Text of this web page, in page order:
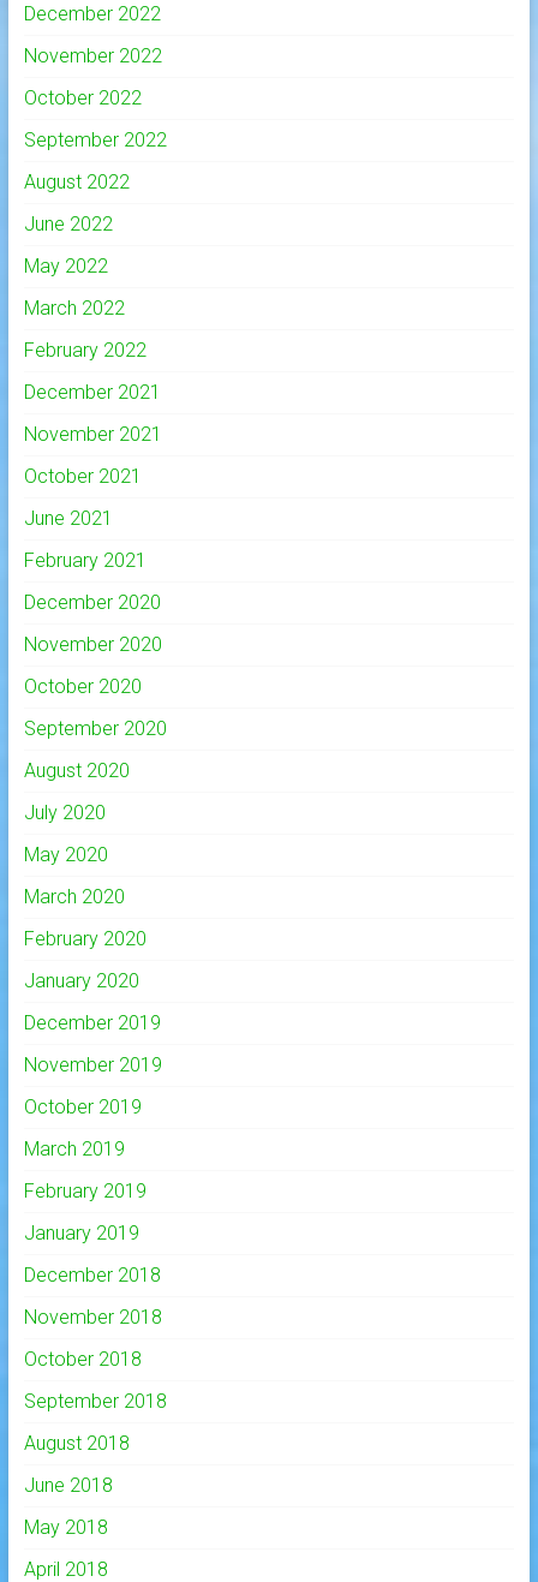
December 2022
November 2022
October 2022
September 2022
August 2022
June 2022
May 2022
March 2022
February 2022
December 2021
November 2021
October 2021
June 2021
February 2021
December 2020
November 2020
October 2020
September 2020
August 2020
July 2020
May 2020
March 2020
February 2020
January 2020
December 2019
November 2019
October 2019
March 2019
February 2019
January 2019
December 2018
November 2018
October 2018
September 2018
August 2018
June 2018
May 2018
April 2018